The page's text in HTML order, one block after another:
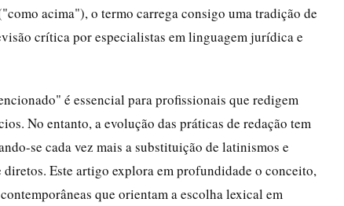
acima"), o termo carrega consigo uma tradição de
crítica por especialistas em linguagem jurídica e
é essencial para profissionais que redigem
No entanto, a evolução das práticas de redação tem
se cada vez mais a substituição de latinismos e
Este artigo explora em profundidade o conceito,
que orientam a escolha lexical em